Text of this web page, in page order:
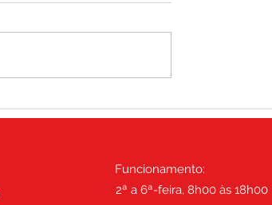
lombar?
Funcionamento:
2ª a 6ª-feira, 8h00 às 18h00